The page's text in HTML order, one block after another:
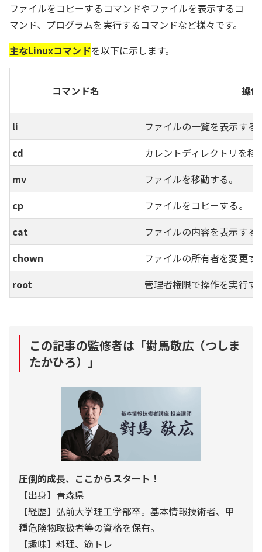
ファイルをコピーするコマンドやファイルを表示するコ
マンド、プログラムを実行するコマンドなど様々です。
主なLinuxコマンドを以下に示します。
コマンド名 操作
li
ファイルの一覧を表示する
cd
カレントディレクトリを移
mv
ファイルを移動する。
cp
ファイルをコピーする。
cat
ファイルの内容を表示する
chown
ファイルの所有者を変更す
root
管理者権限で操作を実行す
この記事の監修者は「對馬敬広（つしま
たかひろ） 」
圧倒的成長、ここからスタート！
【出身】青森県
【経歴】弘前大学理工学部卒。基本情報技術者、甲
種危険物取扱者等の資格を保有。
【趣味】料理、筋トレ